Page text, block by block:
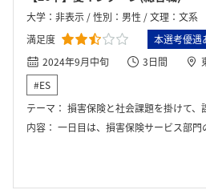
大学：非表示 / 性別：男性 / 文理：文系
満足度
本選考優遇
2024年9月中旬
3日間
#ES
テーマ： 損害保険と社会課題を掛けて、課題解
内容： 一日目は、損害保険サービス部門の体験ワークと企業説